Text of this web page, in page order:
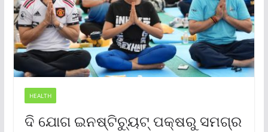
HEALTH
ଦି ଯୋଗ ଇନଷ୍ଟିଚ୍ୟୁଟ୍ ପକ୍ଷରୁ ସମଗ୍ର